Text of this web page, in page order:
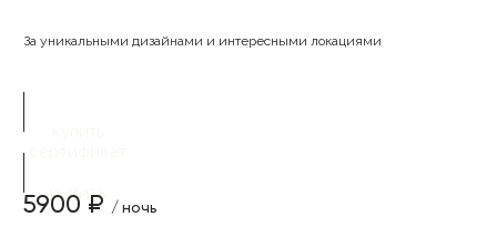
За уникальными дизайнами и интересными локациями
купить
5900 ₽ / ночь